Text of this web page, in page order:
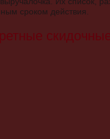
сроком действия.